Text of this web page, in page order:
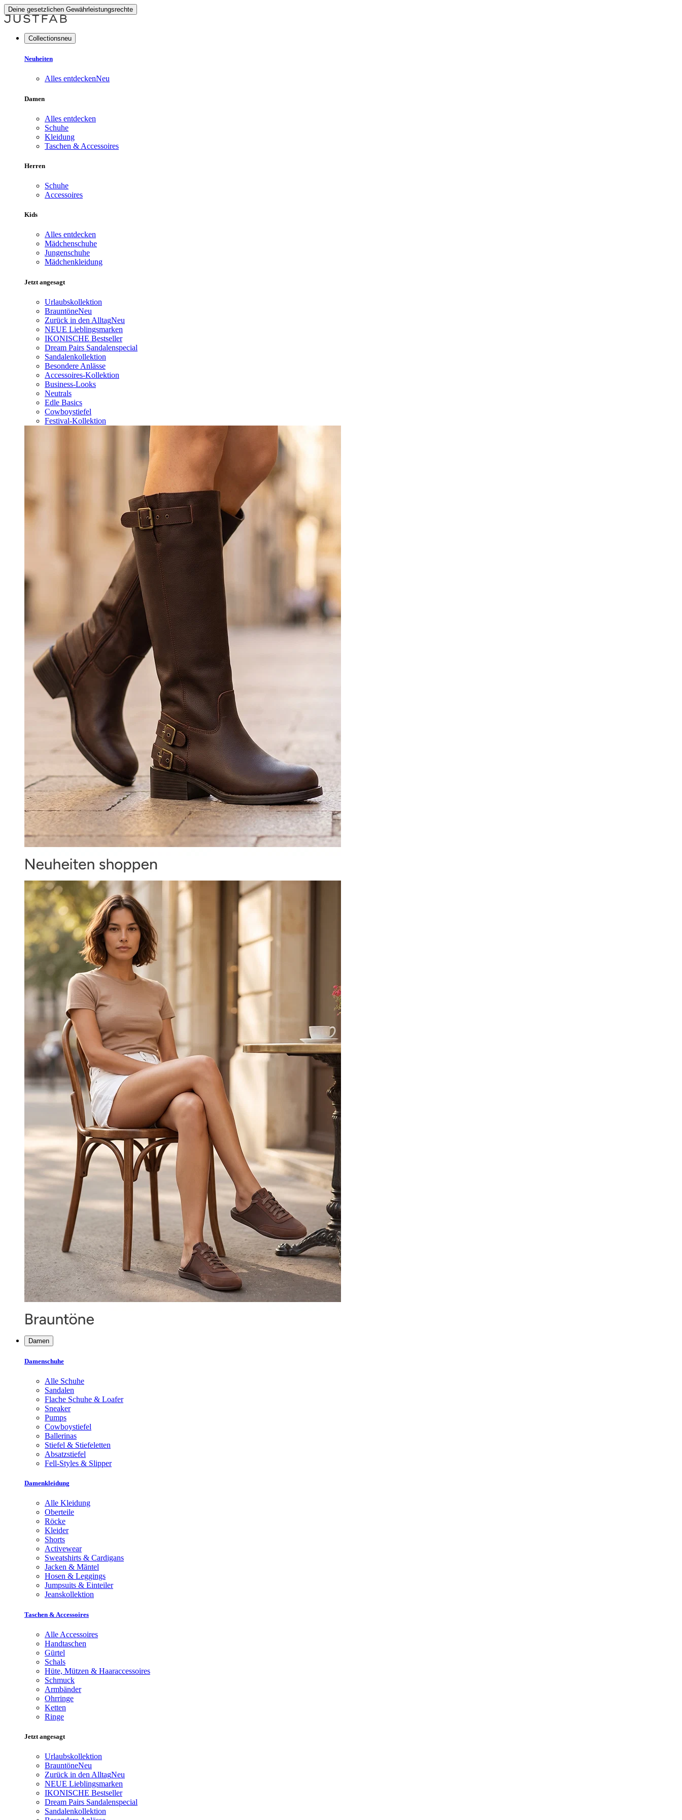
Deine gesetzlichen Gewährleistungsrechte
Collectionsneu
Neuheiten
Alles entdeckenNeu
Damen
Alles entdecken
Schuhe
Kleidung
Taschen & Accessoires
Herren
Schuhe
Accessoires
Kids
Alles entdecken
Mädchenschuhe
Jungenschuhe
Mädchenkleidung
Jetzt angesagt
Urlaubskollektion
BrauntöneNeu
Zurück in den AlltagNeu
NEUE Lieblingsmarken
IKONISCHE Bestseller
Dream Pairs Sandalenspecial
Sandalenkollektion
Besondere Anlässe
Accessoires-Kollektion
Business-Looks
Neutrals
Edle Basics
Cowboystiefel
Festival-Kollektion
Damen
Damenschuhe
Alle Schuhe
Sandalen
Flache Schuhe & Loafer
Sneaker
Pumps
Cowboystiefel
Ballerinas
Stiefel & Stiefeletten
Absatzstiefel
Fell-Styles & Slipper
Damenkleidung
Alle Kleidung
Oberteile
Röcke
Kleider
Shorts
Activewear
Sweatshirts & Cardigans
Jacken & Mäntel
Hosen & Leggings
Jumpsuits & Einteiler
Jeanskollektion
Taschen & Accessoires
Alle Accessoires
Handtaschen
Gürtel
Schals
Hüte, Mützen & Haaraccessoires
Schmuck
Armbänder
Ohrringe
Ketten
Ringe
Jetzt angesagt
Urlaubskollektion
BrauntöneNeu
Zurück in den AlltagNeu
NEUE Lieblingsmarken
IKONISCHE Bestseller
Dream Pairs Sandalenspecial
Sandalenkollektion